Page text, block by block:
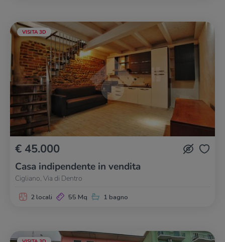
VISITA 3D
€ 45.000
Casa indipendente in vendita
Cigliano, Via di Dentro
2 locali 55 Mq 1 bagno